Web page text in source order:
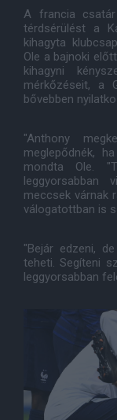
A francia
térdsérülést a
kihagyta
Ole a bajnoki
kihagyni
mérkőzéseit, a
bővebben
"Anthony
meglepődnék,
mondta Ole.
meccsek várnak
válogatottban is
"Bejár edzeni,
teheti. Segíteni
leggyorsabban